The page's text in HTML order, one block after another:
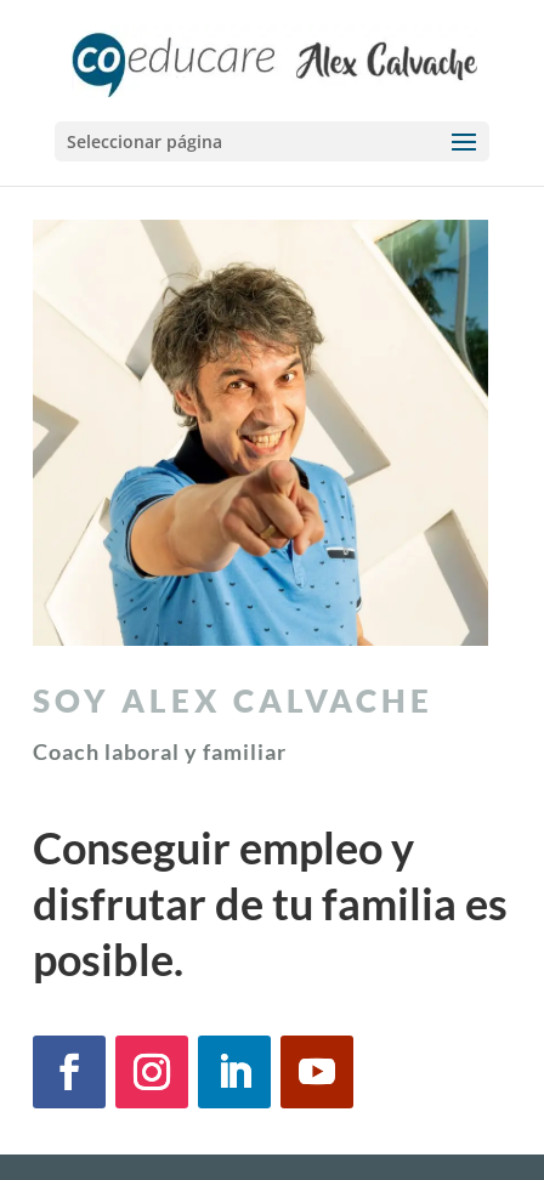
Seleccionar página
SOY ALEX CALVACHE
Coach laboral y familiar
Conseguir empleo y
disfrutar de tu familia es
posible.